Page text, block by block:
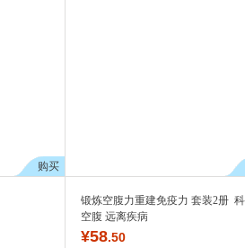
购买
锻炼空腹力重建免疫力 套装2册
空腹 远离疾病
¥58.50